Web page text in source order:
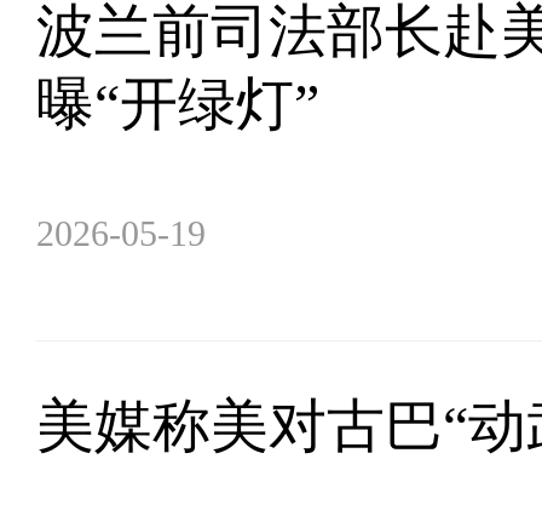
波兰前司法部长赴
曝“开绿灯”
2026-05-19
美媒称美对古巴“